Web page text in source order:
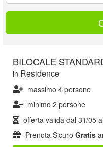
BILOCALE
in Residence
massimo 4 persone
minimo 2 persone
offerta valida dal 31/05 al
Prenota Sicuro Gratis